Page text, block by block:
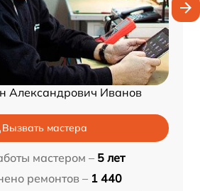
Александрович Иванов
Вызвать мастера
мастером – 5 лет
ремонтов – 1 440